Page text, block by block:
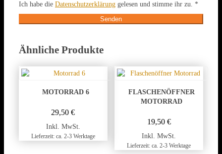
Ich habe die Datenschutzerklärung gelesen und stimme ihr zu. *
Ähnliche Produkte
MOTORRAD 6
29,50€
Inkl. MwSt.
Lieferzeit: ca. 2-3 Werktage
FLASCHENÖFFNER
MOTORRAD
19,50 €
Inkl. MwSt.
Lieferzeit: ca. 2-3 Werktage